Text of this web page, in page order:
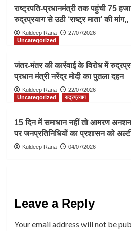
राष्ट्रपति-प्रधानमंत्री तक पहुंची 75
रुद्रप्रयाग से उठी ‘राष्ट्र माता’ की मांग,,
Kuldeep Rana
27/07/2026
Uncategorized
जंतर-मंतर की कार्रवाई के विरोध में
प्रधान मंत्री नरेंद्र मोदी का पुतला दहन
Kuldeep Rana
22/07/2026
Uncategorized
रुद्रप्रयाग
15 दिन में समाधान नहीं तो आमरण
पर जनप्रतिनिधियों का प्रशासन को
Kuldeep Rana 04/07/2026
Leave a Reply
Your email address will not be